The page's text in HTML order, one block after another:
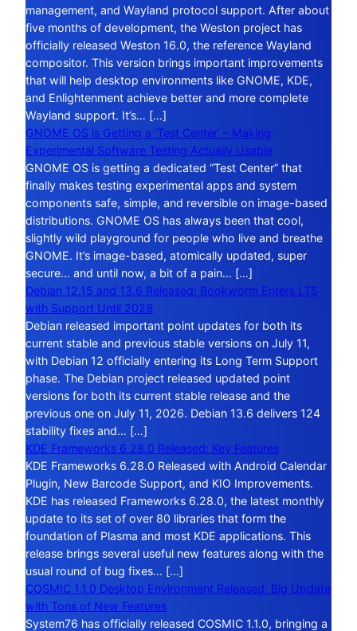
management, and Wayland protocol support. After about
five months of development, the Weston project has
officially released Weston 16.0, the reference Wayland
compositor. This version brings important improvements
that will help desktop environments like GNOME, KDE,
and Enlightenment achieve better and more complete
Wayland support. It’s… […]
GNOME OS is Getting a ‘Test Center’ – Making
Experimental Software Testing Actually Usable
GNOME OS is getting a dedicated “Test Center” that
finally makes testing experimental apps and system
components safe, simple, and reversible on image-based
distributions. GNOME OS has always been that cool,
slightly wild playground for people who live and breathe
GNOME. It’s image-based, atomically updated, super
secure… and until now, a bit of a pain… […]
Debian 12.15 and 13.6 Released: Bookworm Enters LTS
with Support Until 2028
Debian released important point updates for both its
current stable and previous stable versions on July 11,
with Debian 12 officially entering its Long Term Support
phase. The Debian project released updated point
versions for both its current stable release and the
previous one on July 11, 2026. Debian 13.6 delivers 124
stability fixes and… […]
KDE Frameworks 6.28.0 Released: Key Features
KDE Frameworks 6.28.0 Released with Android Calendar
Plugin, New Barcode Support, and KIO Improvements.
KDE has released Frameworks 6.28.0, the latest monthly
update to its set of over 80 libraries that form the
foundation of Plasma and most KDE applications. This
release brings several useful new features along with the
usual round of bug fixes… […]
COSMIC 1.1.0 Desktop Environment Released: Big Update
with Tons of New Features
System76 has officially released COSMIC 1.1.0, bringing a